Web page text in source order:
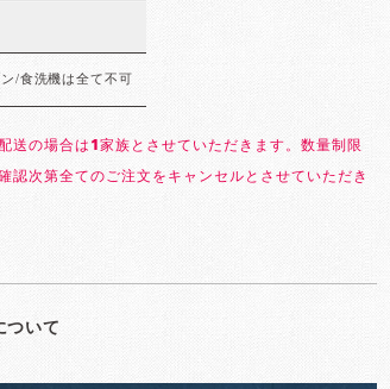
/食洗機は全て不可
送の場合は1家族とさせていただきます。数量制限
認次第全てのご注文をキャンセルとさせていただき
ついて